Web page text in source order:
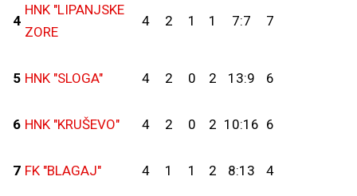
4
HNK "LIPANJSKE
ZORE
4 2 1 1 7:7 7
5 HNK "SLOGA" 4 2 0 2 13:9 6
6 HNK "KRUŠEVO" 4 2 0 2 10:16 6
7 FK "BLAGAJ" 4 1 1 2 8:13 4